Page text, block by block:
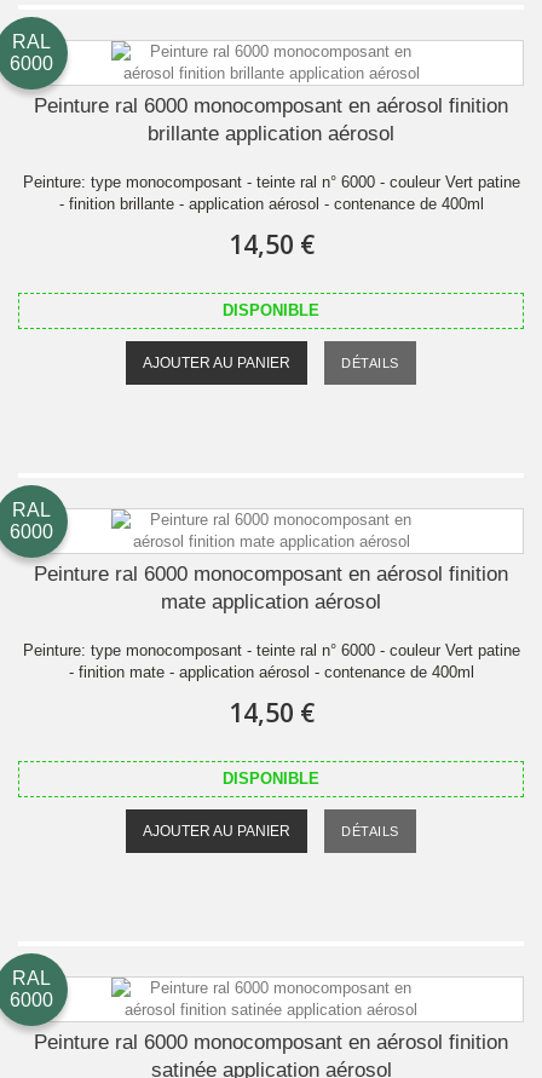
RAL
6000
Peinture ral 6000 monocomposant en aérosol finition
brillante application aérosol
Peinture: type monocomposant - teinte ral n° 6000 - couleur Vert patine
- finition brillante - application aérosol - contenance de 400ml
14,50 €
DISPONIBLE
AJOUTER AU PANIER DÉTAILS
RAL
6000
Peinture ral 6000 monocomposant en aérosol finition
mate application aérosol
Peinture: type monocomposant - teinte ral n° 6000 - couleur Vert patine
- finition mate - application aérosol - contenance de 400ml
14,50 €
DISPONIBLE
AJOUTER AU PANIER DÉTAILS
RAL
6000
Peinture ral 6000 monocomposant en aérosol finition
satinée application aérosol